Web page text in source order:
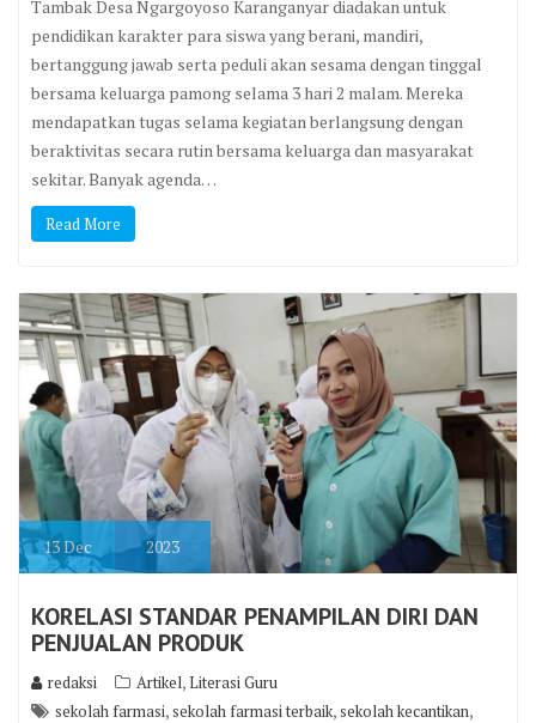
Tambak Desa Ngargoyoso Karanganyar diadakan untuk
pendidikan karakter para siswa yang berani, mandiri,
bertanggung jawab serta peduli akan sesama dengan tinggal
bersama keluarga pamong selama 3 hari 2 malam. Mereka
mendapatkan tugas selama kegiatan berlangsung dengan
beraktivitas secara rutin bersama keluarga dan masyarakat
sekitar. Banyak agenda…
Read More
13Dec 2023
KORELASI STANDAR PENAMPILAN DIRI DAN
PENJUALAN PRODUK
redaksi Artikel,Literasi Guru
sekolah farmasi,sekolah farmasi terbaik,sekolah kecantikan,